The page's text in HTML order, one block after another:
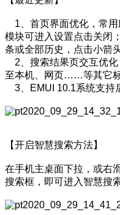
1、首页界面优化，常用
模块可进入设置点击关闭
条或全部历史，点击小箭
2、搜索结果页交互优化
至本机、网页……等其它标
3、EMUI 10.1系统支持
【开启智慧搜索方法】
在手机主桌面下拉，或右
搜索框，即可进入智慧搜